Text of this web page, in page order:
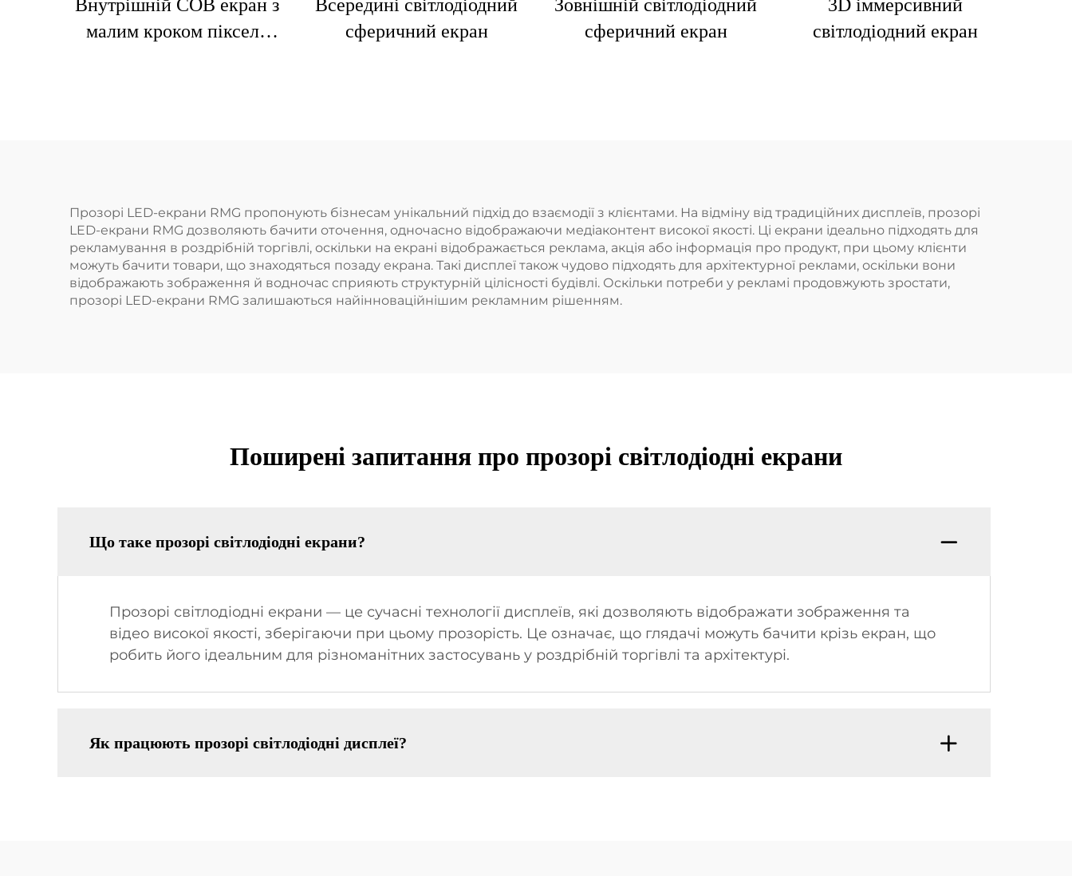
Внутрішній COB екран з
малим кроком пікселя
Всередині світлодіодний
сферичний екран
Зовнішній світлодіодний
сферичний екран
3D іммерсивний
світлодіодний екран
Прозорі LED-екрани RMG пропонують бізнесам унікальний підхід до взаємодії з клієнтами. На відміну від традиційних дисплеїв, прозорі
LED-екрани RMG дозволяють бачити оточення, одночасно відображаючи медіаконтент високої якості. Ці екрани ідеально підходять для
рекламування в роздрібній торгівлі, оскільки на екрані відображається реклама, акція або інформація про продукт, при цьому клієнти
можуть бачити товари, що знаходяться позаду екрана. Такі дисплеї також чудово підходять для архітектурної реклами, оскільки вони
відображають зображення й водночас сприяють структурній цілісності будівлі. Оскільки потреби у рекламі продовжують зростати,
прозорі LED-екрани RMG залишаються найінноваційнішим рекламним рішенням.
Поширені запитання про прозорі світлодіодні екрани
Що таке прозорі світлодіодні екрани?
Прозорі світлодіодні екрани — це сучасні технології дисплеїв, які дозволяють відображати зображення та
відео високої якості, зберігаючи при цьому прозорість. Це означає, що глядачі можуть бачити крізь екран, що
робить його ідеальним для різноманітних застосувань у роздрібній торгівлі та архітектурі.
Як працюють прозорі світлодіодні дисплеї?